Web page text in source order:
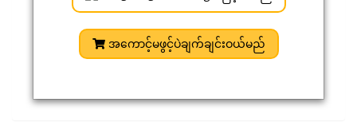
အကောင့်မဖွင့်ပဲချက်ချင်းဝယ်မည်